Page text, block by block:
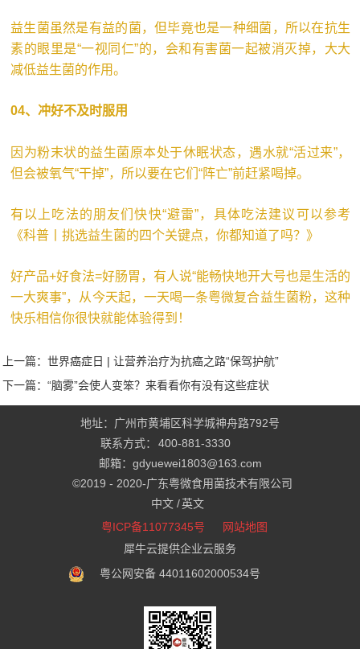
益生菌虽然是有益的菌，但毕竟也是一种细菌，所以在抗生
素的眼里是“一视同仁”的，会和有害菌一起被消灭掉，大大
减低益生菌的作用。
04、冲好不及时服用
因为粉末状的益生菌原本处于休眠状态，遇水就“活过来”，
但会被氧气“干掉”，所以要在它们“阵亡”前赶紧喝掉。
有以上吃法的朋友们快快“避雷”，具体吃法建议可以参考
《科普丨挑选益生菌的四个关键点，你都知道了吗？》
好产品+好食法=好肠胃，有人说“能畅快地开大号也是生活的
一大爽事”，从今天起，一天喝一条粤微复合益生菌粉，这种
快乐相信你很快就能体验得到！
上一篇： 世界癌症日 | 让营养治疗为抗癌之路“保驾护航”
下一篇： “脑雾”会使人变笨？来看看你有没有这些症状
地址：广州市黄埔区科学城神舟路792号
联系方式：
400-881-3330
邮箱：gdyuewei1803@163.com
©2019 - 2020-广东粤微食用菌技术有限公司
中文 /英文
粤ICP备11077345号
网站地图
犀牛云提供企业云服务
粤公网安备 44011602000534号